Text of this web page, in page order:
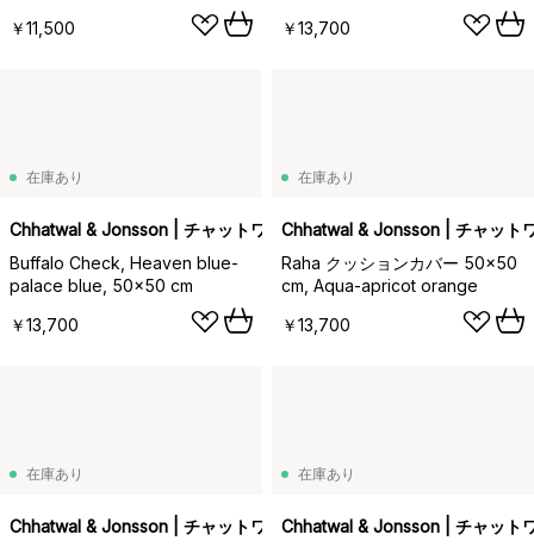
￥11,500
￥13,700
在庫あり
Chhatwal & Jonsson | チャットワル＆ヨンソン
Buffalo Check, Heaven blue-
palace blue, 50x50 cm
￥13,700
在庫あり
Chhatwal & Jonsson | チャット
Raha クッションカバー 50x50
cm, Aqua-apricot orange
￥13,700
在庫あり
Chhatwal & Jonsson | チャットワル＆ヨンソン
在庫あり
Chhatwal & Jonsson | チャット